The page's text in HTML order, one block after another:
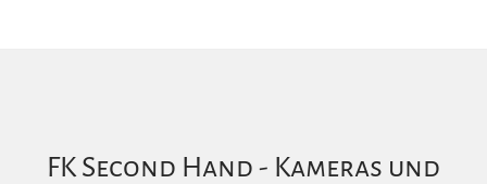
FK Second Hand - Kameras und